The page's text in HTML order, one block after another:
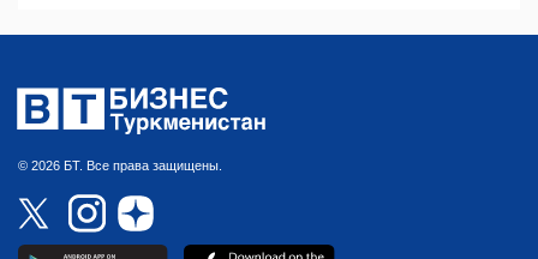
© 2026 БТ. Все права защищены.